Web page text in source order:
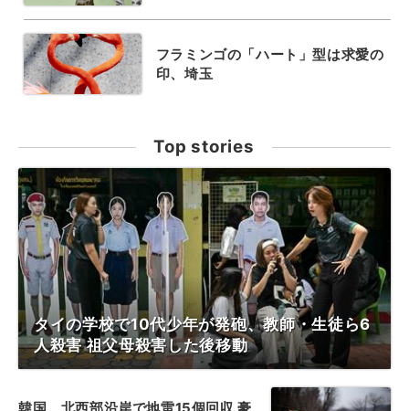
フラミンゴの「ハート」型は求愛の
印、埼玉
Top stories
タイの学校で10代少年が発砲、教師・生徒ら6
人殺害 祖父母殺害した後移動
韓国、北西部沿岸で地雷15個回収 豪